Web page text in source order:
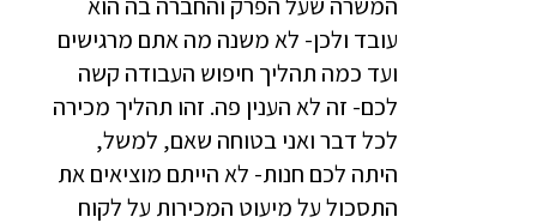
עובד ולכן- לא משנה מה אתם מרגישים
ועד כמה תהליך חיפוש העבודה קשה
לכם- זה לא הענין פה. זהו תהליך מכירה
לכל דבר ואני בטוחה שאם, למשל,
היתה לכם חנות- לא הייתם מוציאים את
התסכול על מיעוט המכירות על לקוח